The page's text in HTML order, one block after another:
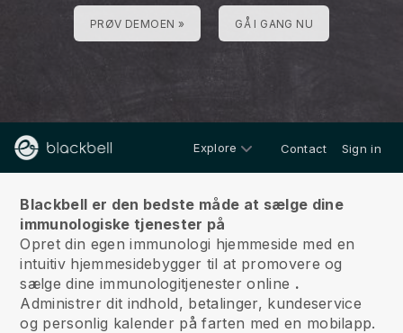
PRØV DEMOEN » GÅ I GANG NU
Explore Contact Sign in
Blackbell er den bedste måde at sælge dine
immunologiske tjenester på
Opret din egen immunologi hjemmeside med en
intuitiv hjemmesidebygger til at promovere og
sælge dine immunologitjenester online .
Administrer dit indhold, betalinger, kundeservice
og personlig kalender på farten med en mobilapp.